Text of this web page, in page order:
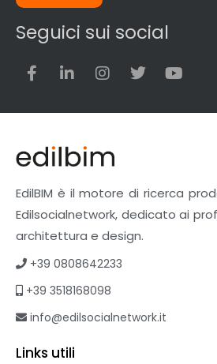
Seguici sui social
EdilBIM è il motore di ricerca
Edilsocialnetwork, dedicato ai
architettura e design.
+39 0808642233
+39 3518168098
info@edilsocialnetwork.it
Links utili